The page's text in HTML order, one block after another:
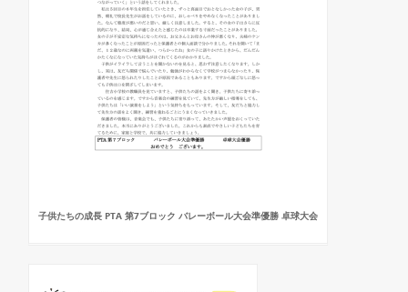
子供たちの成長 PTA 第7ブロック バレーボール大会準優勝 卓球大会